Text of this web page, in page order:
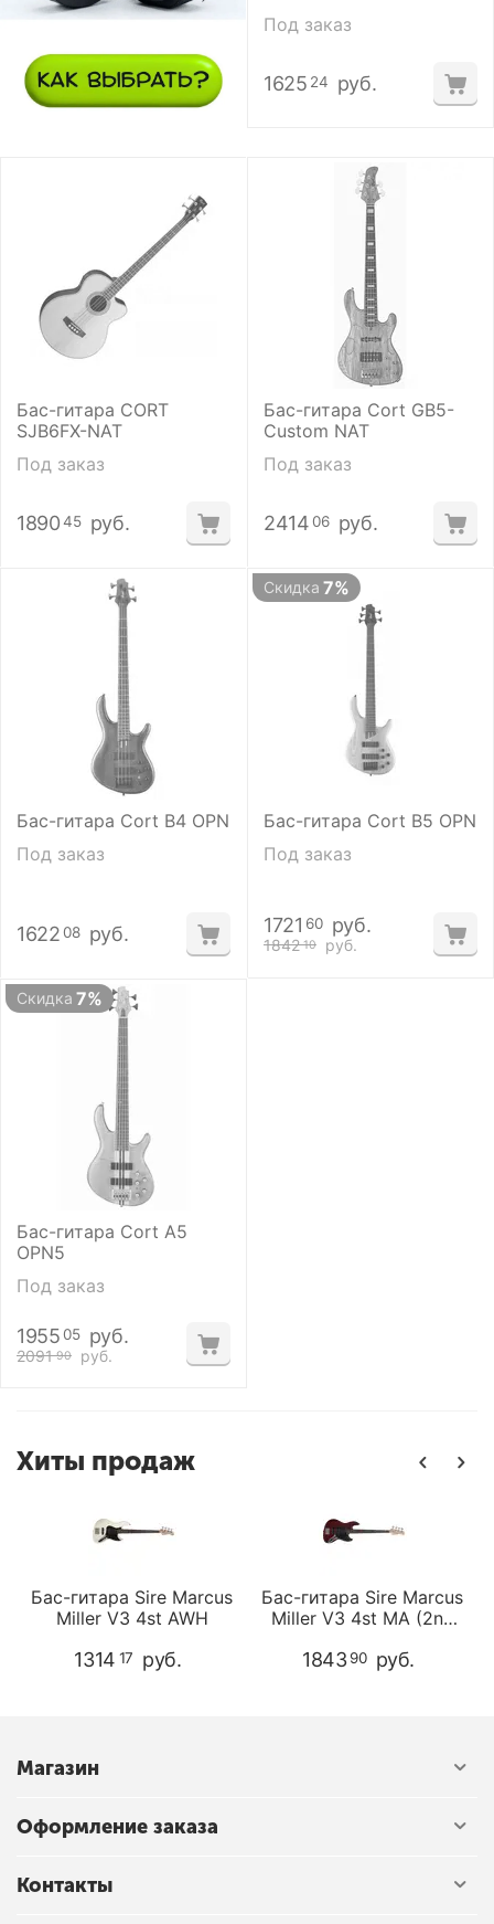
Под заказ
1625 24 руб.
Бас-гитара CORT
SJB6FX-NAT
Под заказ
1890 45 руб.
Бас-гитара Cort GB5-
Custom NAT
Под заказ
2414 06 руб.
Бас-гитара Cort B4 OPN
Под заказ
1622 08 руб.
Скидка 7%
Бас-гитара Cort B5 OPN
Под заказ
1842 10 руб.
1721 60 руб.
Скидка 7%
Бас-гитара Cort A5
OPN5
Под заказ
2091 90 руб.
1955 05 руб.
Хиты продаж
Бас-гитара Sire Marcus
Miller V3 4st AWH
1314 17 руб.
Бас-гитара Sire Marcus
Miller V3 4st MA (2nd
1843 90 руб.
Магазин
Оформление заказа
Контакты